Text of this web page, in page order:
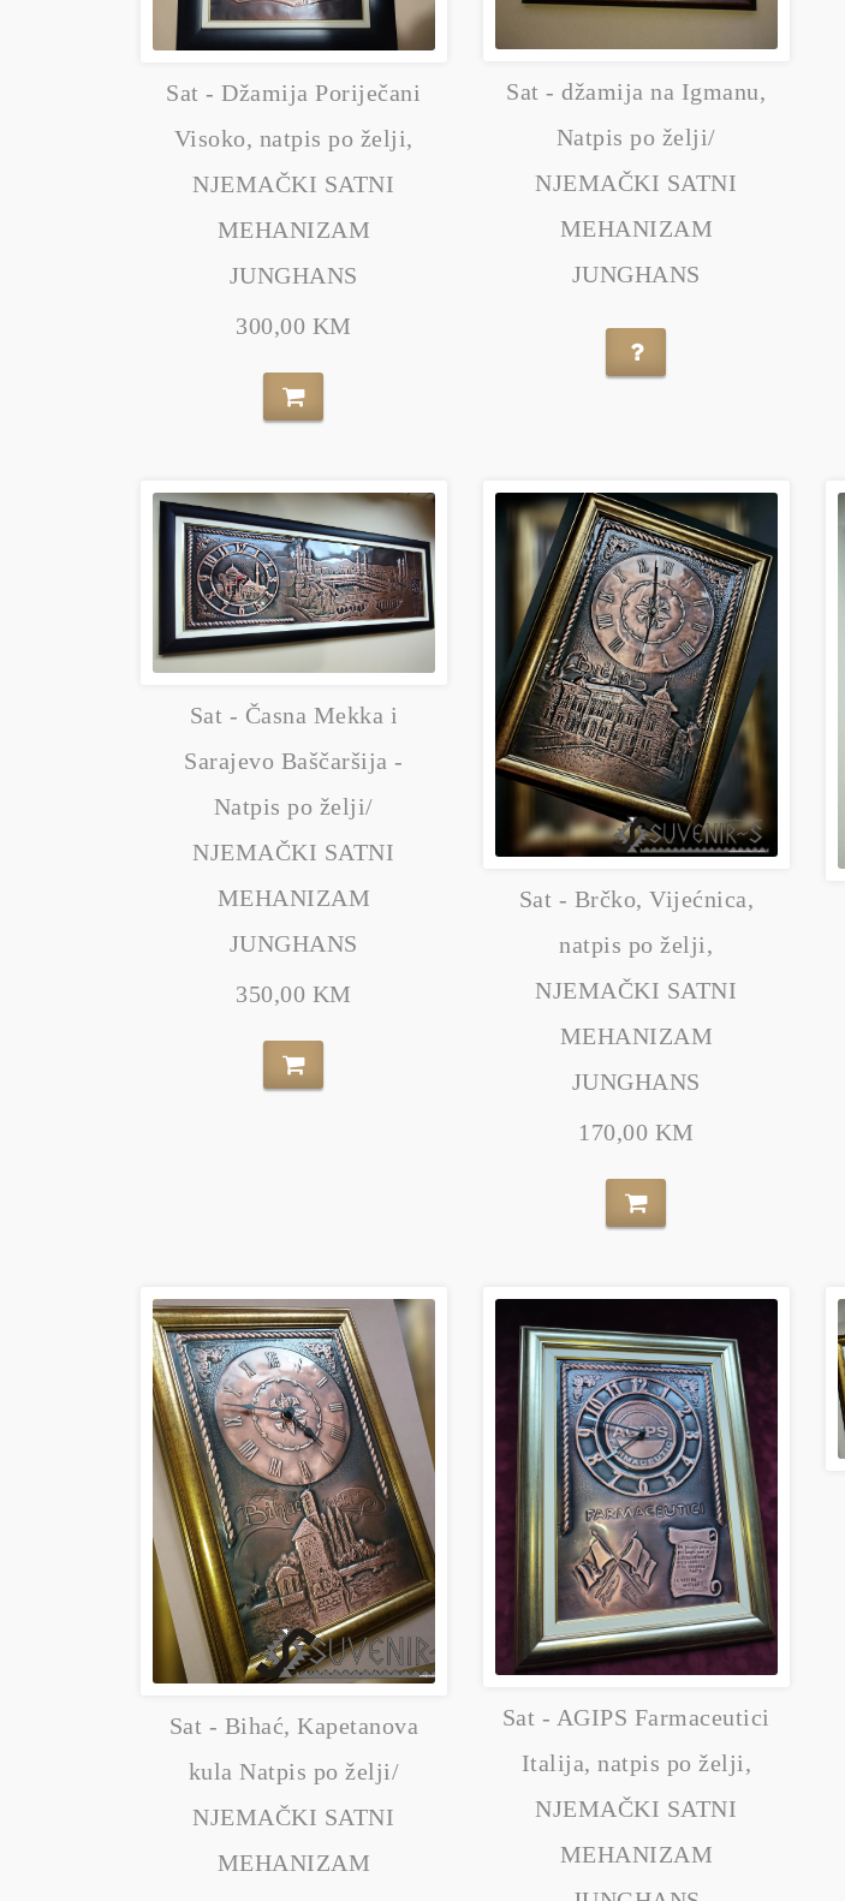
Sat - Džamija Poriječani
Visoko, natpis po želji,
NJEMAČKI SATNI
MEHANIZAM
JUNGHANS
300,00 KM
Sat - džamija na Igmanu,
Natpis po želji/
NJEMAČKI SATNI
MEHANIZAM
JUNGHANS
Sat - Časna Mekka i
Sarajevo Baščaršija -
Natpis po želji/
NJEMAČKI SATNI
MEHANIZAM
JUNGHANS
350,00 KM
Sat - Brčko, Vijećnica,
natpis po želji,
NJEMAČKI SATNI
MEHANIZAM
JUNGHANS
170,00 KM
Sat - Bihać, Kapetanova
kula Natpis po želji/
NJEMAČKI SATNI
MEHANIZAM
Sat - AGIPS Farmaceutici
Italija, natpis po želji,
NJEMAČKI SATNI
MEHANIZAM